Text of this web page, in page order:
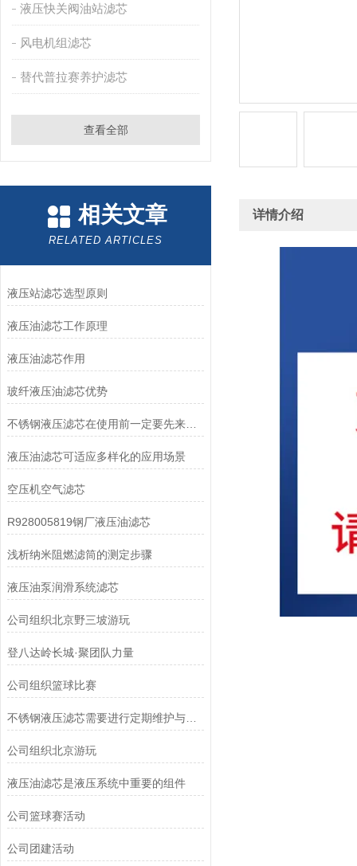
液压快关阀油站滤芯
风电机组滤芯
替代普拉赛养护滤芯
查看全部
相关文章
RELATED ARTICLES
液压站滤芯选型原则
液压油滤芯工作原理
液压油滤芯作用
玻纤液压油滤芯优势
不锈钢液压滤芯在使用前一定要先来了解下这些
液压油滤芯可适应多样化的应用场景
空压机空气滤芯
R928005819钢厂液压油滤芯
浅析纳米阻燃滤筒的测定步骤
液压油泵润滑系统滤芯
公司组织北京野三坡游玩
登八达岭长城·聚团队力量
公司组织篮球比赛
不锈钢液压滤芯需要进行定期维护与清洁
公司组织北京游玩
液压油滤芯是液压系统中重要的组件
公司篮球赛活动
公司团建活动
详情介绍